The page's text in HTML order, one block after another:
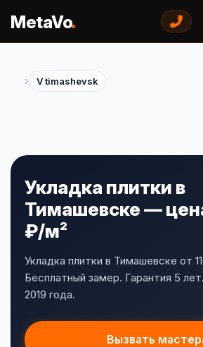
MetaVo.
› V timashevsk
Укладка плитки в
Тимашевске —
₽/м²
Укладка плитки в Тимашевске от
Бесплатный замер. Гарантия 5
2019 года.
Вызвать